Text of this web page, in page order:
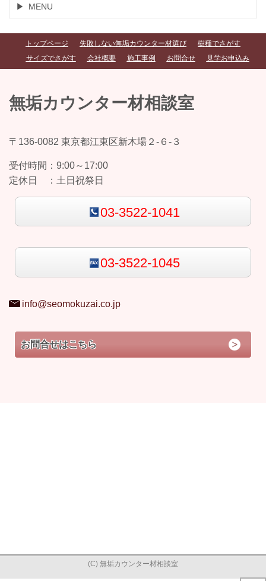
MENU
トップページ 失敗しない無垢カウンター材選び
樹種でさがす
サイズでさがす
会社概要 施工事例 お問合せ 見学お申込み
無垢カウンター材相談室
〒136-0082 東京都江東区新木場２-６-３
受付時間： 9:00～17:00
定休日 ： 土日祝祭日
03-3522-1041
03-3522-1045
info@seomokuzai.co.jp
お問合せはこちら
(C) 無垢カウンター材相談室